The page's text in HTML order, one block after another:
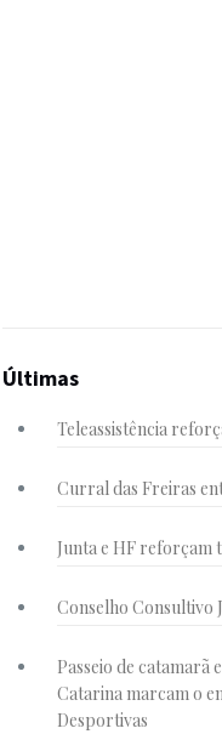
Últimas
Teleassistência
Curral das Freiras
Junta e HF reforçam
Conselho Consultivo
Passeio de catamarã
Catarina marcam o
Desportivas